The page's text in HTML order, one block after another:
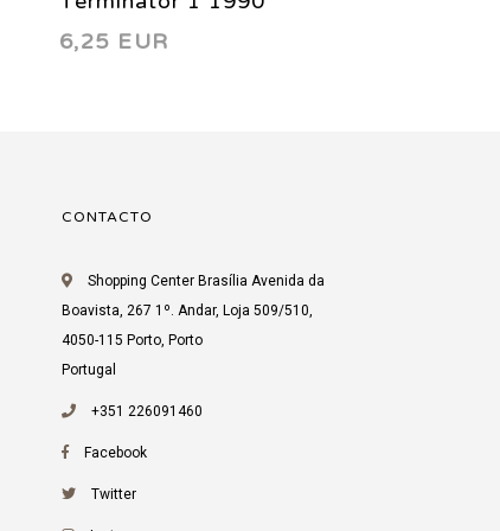
6,25 EUR
CONTACTO
Shopping Center Brasília Avenida da
Boavista, 267 1º. Andar, Loja 509/510,
4050-115 Porto, Porto
Portugal
+351 226091460
Facebook
Twitter